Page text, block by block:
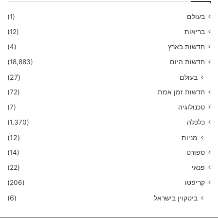
בעולם
(1)
בריאות
(12)
חדשות בארץ
(4)
חדשות היום
(18,883)
בעולם (27)
חדשות זמן אמת
(72)
טכנולוגיה
(7)
כלכלה
(1,370)
מניות (12)
ספורט
(14)
פנאי
(22)
קריפטו
(206)
ביטקוין בישראל (6)